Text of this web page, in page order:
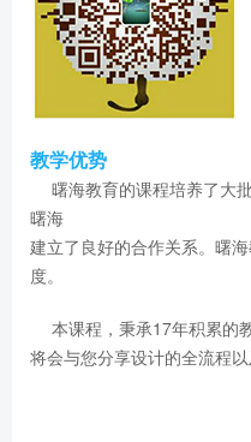
教学优势
曙海教育的课程培养了大
曙海
建立了良好的合作关系。曙
度。
本课程，秉承17年积累的
将会与您分享设计的全流程